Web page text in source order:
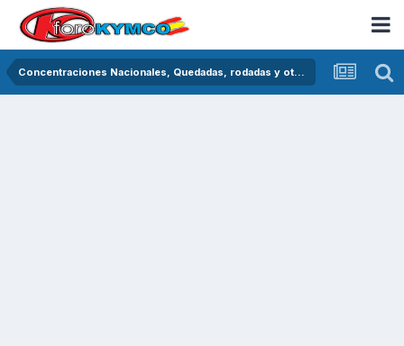
Concentraciones Nacionales, Quedadas, rodadas y otras crónicas del asfalto